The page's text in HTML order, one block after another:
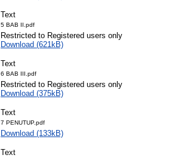
Text
5 BAB II.pdf
Restricted to Registered users only
Download (621kB)
Text
6 BAB III.pdf
Restricted to Registered users only
Download (375kB)
Text
7 PENUTUP.pdf
Download (133kB)
Text